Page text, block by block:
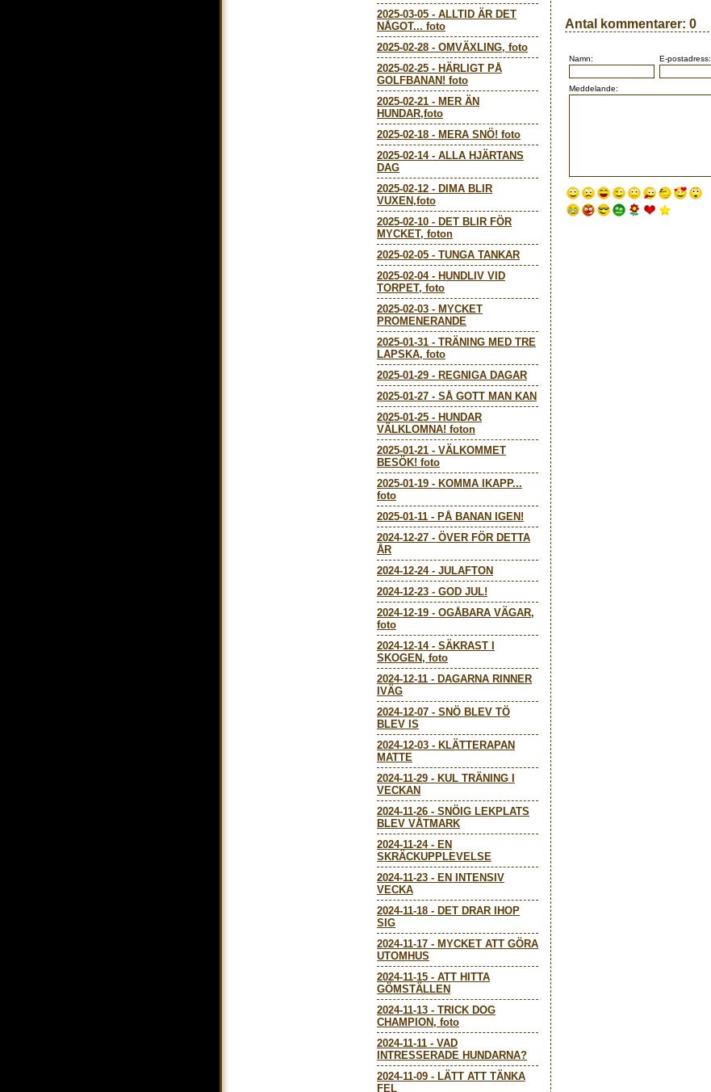
2025-03-05 - ALLTID ÄR DET
NÅGOT... foto
2025-02-28 - OMVÄXLING, foto
2025-02-25 - HÄRLIGT PÅ
GOLFBANAN! foto
2025-02-21 - MER ÄN
HUNDAR,foto
2025-02-18 - MERA SNÖ! foto
2025-02-14- ALLA HJÄRTANS
DAG
2025-02-12 - DIMA BLIR
VUXEN,foto
2025-02-10 - DET BLIR FÖR
MYCKET, foton
2025-02-05 - TUNGA TANKAR
2025-02-04- HUNDLIV VID
TORPET, foto
2025-02-03 - MYCKET
PROMENERANDE
2025-01-31 - TRÄNING MED TRE
LAPSKA, foto
2025-01-29 - REGNIGA DAGAR
2025-01-27 - SÅ GOTT MAN KAN
2025-01-25 - HUNDAR
VÄLKLOMNA! foton
2025-01-21 - VÄLKOMMET
BESÖK! foto
2025-01-19 - KOMMA IKAPP...
foto
2025-01-11 - PÅ BANAN IGEN!
2024-12-27 - ÖVER FÖR DETTA
ÅR
2024-12-24- JULAFTON
2024-12-23 - GOD JUL!
2024-12-19 - OGÅBARA VÄGAR,
foto
2024-12-14- SÄKRAST I
SKOGEN, foto
2024-12-11 - DAGARNA RINNER
IVÄG
2024-12-07 - SNÖ BLEV TÖ
BLEV IS
2024-12-03 - KLÄTTERAPAN
MATTE
2024-11-29 - KUL TRÄNING I
VECKAN
2024-11-26 - SNÖIG LEKPLATS
BLEV VÅTMARK
2024-11-24- EN
SKRÄCKUPPLEVELSE
2024-11-23 - EN INTENSIV
VECKA
2024-11-18 - DET DRAR IHOP
SIG
2024-11-17 - MYCKET ATT GÖRA
UTOMHUS
2024-11-15 - ATT HITTA
GÖMSTÄLLEN
2024-11-13 - TRICK DOG
CHAMPION, foto
2024-11-11 - VAD
INTRESSERADE HUNDARNA?
2024-11-09 - LÄTT ATT TÄNKA
FEL
Antal kommentarer: 0
Namn: E-postadress:
Meddelande: